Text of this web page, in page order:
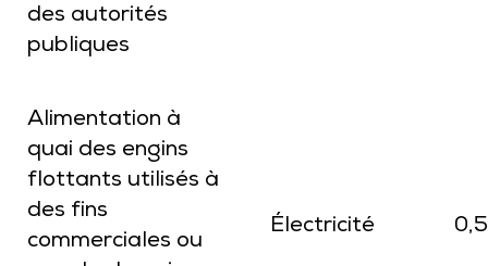
des autorités
publiques
Alimentation à
quai des engins
flottants utilisés à
des fins
commerciales ou
Électricité 0,5